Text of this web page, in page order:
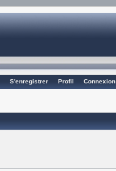
S'enregistrer Profil Connexion